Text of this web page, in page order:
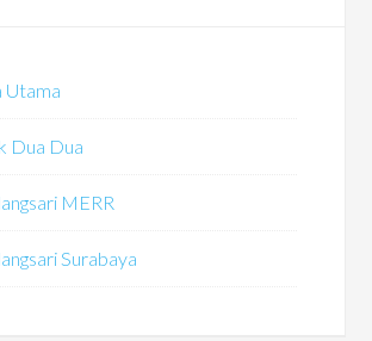
Utama
Dua Dua
MERR
Surabaya